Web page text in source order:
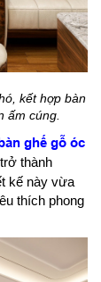
kết hợp bàn
ấm cúng.
ghế gỗ óc
thành
kế này vừa
thích phong